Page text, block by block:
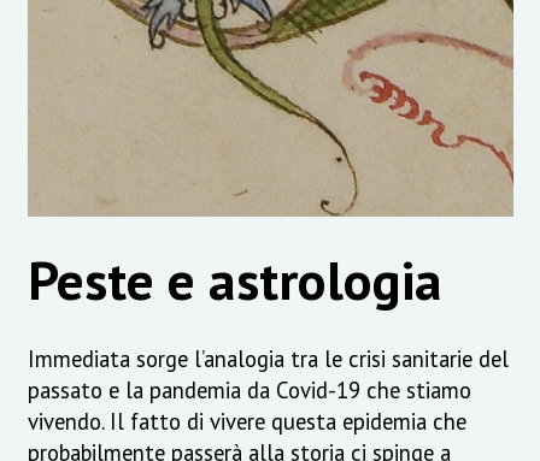
Peste e astrologia
Immediata sorge l’analogia tra le crisi sanitarie del
passato e la pandemia da Covid-19 che stiamo
vivendo. Il fatto di vivere questa epidemia che
probabilmente passerà alla storia ci spinge a